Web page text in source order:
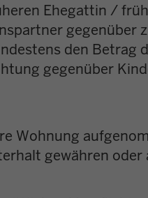
Ehegattin /
gegenüber
den Betrag
gegenüber
Wohnung
gewähren